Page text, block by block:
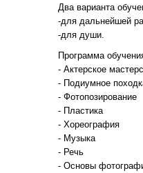
Два варианта
-для дальнейшей
-для души.
Программа
- Актерское
- Подиумное
- Фотопозирование
- Пластика
- Хореография
- Музыка
- Речь
- Основы